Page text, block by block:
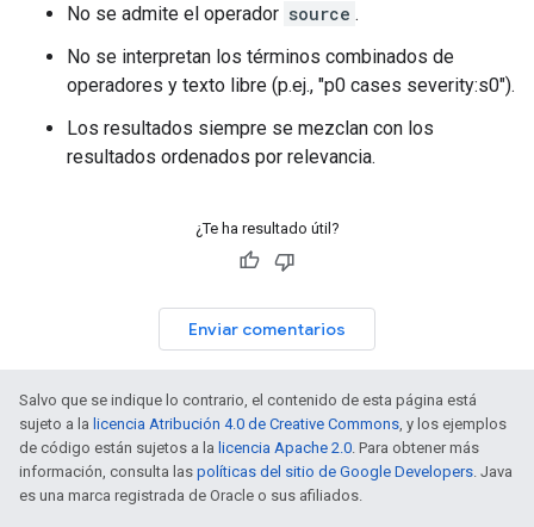
No se admite el operador source .
No se interpretan los términos combinados de
operadores y texto libre (p.ej., "p0 cases severity:s0").
Los resultados siempre se mezclan con los
resultados ordenados por relevancia.
¿Te ha resultado útil?
Enviar comentarios
Salvo que se indique lo contrario, el contenido de esta página está
sujeto a la licencia Atribución 4.0 de Creative Commons , y los ejemplos
de código están sujetos a la licencia Apache 2.0 . Para obtener más
información, consulta las políticas del sitio de Google Developers . Java
es una marca registrada de Oracle o sus afiliados.